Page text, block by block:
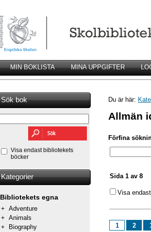
MIN BOKLISTA MINA UPPGIFTER
Sök bok
Visa endast bibliotekets
böcker
Kategorier
Bibliotekets egna
+ Adventure
+ Animals
+
Biography
Du är här:
Allmän
Förfina
Sida 1 av 8
Visa
1 2